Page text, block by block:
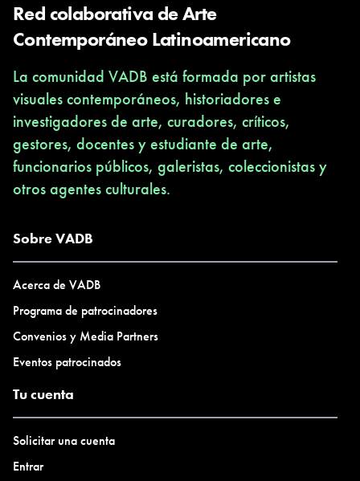
Red colaborativa de Arte
Contemporáneo Latinoamericano
La comunidad VADB está formada por artistas
visuales contemporáneos, historiadores e
investigadores de arte, curadores, críticos,
gestores, docentes y estudiante de arte,
funcionarios públicos, galeristas, coleccionistas y
otros agentes culturales.
Sobre VADB
Acerca de VADB
Programa de patrocinadores
Convenios y Media Partners
Eventos patrocinados
Tu cuenta
Solicitar una cuenta
Entrar